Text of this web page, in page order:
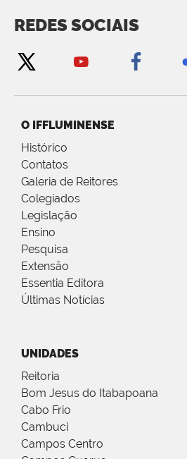
REDES SOCIAIS
O IFFLUMINENSE
Histórico
Contatos
Galeria de Reitores
Colegiados
Legislação
Ensino
Pesquisa
Extensão
Essentia Editora
Últimas Notícias
UNIDADES
Reitoria
Bom Jesus do Itabapoana
Cabo Frio
Cambuci
Campos Centro